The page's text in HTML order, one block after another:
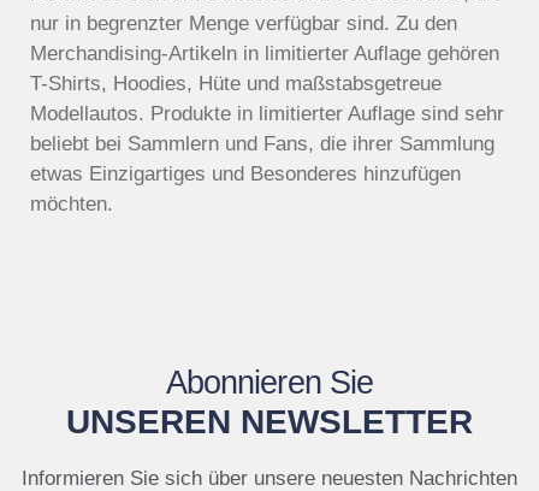
nur in begrenzter Menge verfügbar sind. Zu den
Merchandising-Artikeln in limitierter Auflage gehören
T-Shirts, Hoodies, Hüte und maßstabsgetreue
Modellautos. Produkte in limitierter Auflage sind sehr
beliebt bei Sammlern und Fans, die ihrer Sammlung
etwas Einzigartiges und Besonderes hinzufügen
möchten.
Abonnieren Sie
UNSEREN NEWSLETTER
Informieren Sie sich über unsere neuesten Nachrichten